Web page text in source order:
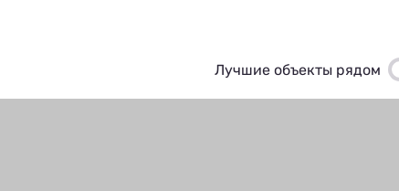
Лучшие объекты рядом